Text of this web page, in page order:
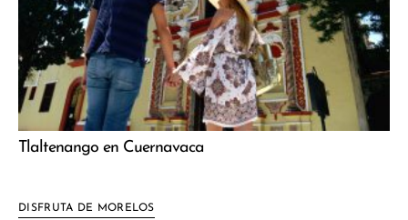
Tlaltenango en Cuernavaca
DISFRUTA DE MORELOS